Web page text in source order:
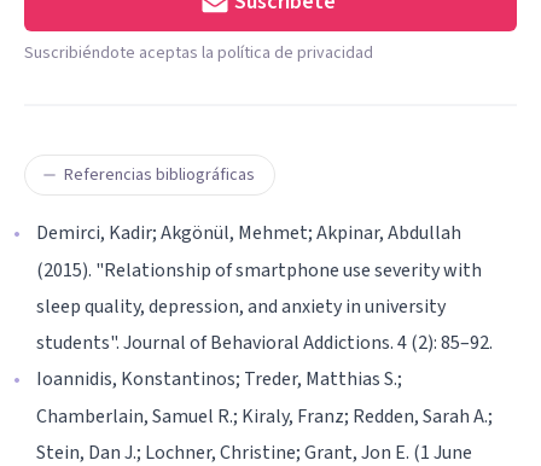
Suscribiéndote aceptas la política de privacidad
Referencias bibliográficas
Demirci, Kadir; Akgönül, Mehmet; Akpinar, Abdullah
(2015). "Relationship of smartphone use severity with
sleep quality, depression, and anxiety in university
students". Journal of Behavioral Addictions. 4 (2): 85–92.
Ioannidis, Konstantinos; Treder, Matthias S.;
Chamberlain, Samuel R.; Kiraly, Franz; Redden, Sarah A.;
Stein, Dan J.; Lochner, Christine; Grant, Jon E. (1 June